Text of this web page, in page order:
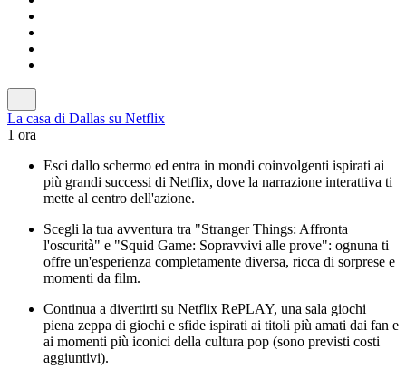
La casa di Dallas su Netflix
1 ora
Esci dallo schermo ed entra in mondi coinvolgenti ispirati ai
più grandi successi di Netflix, dove la narrazione interattiva ti
mette al centro dell'azione.
Scegli la tua avventura tra "Stranger Things: Affronta
l'oscurità" e "Squid Game: Sopravvivi alle prove": ognuna ti
offre un'esperienza completamente diversa, ricca di sorprese e
momenti da film.
Continua a divertirti su Netflix RePLAY, una sala giochi
piena zeppa di giochi e sfide ispirati ai titoli più amati dai fan e
ai momenti più iconici della cultura pop (sono previsti costi
aggiuntivi).